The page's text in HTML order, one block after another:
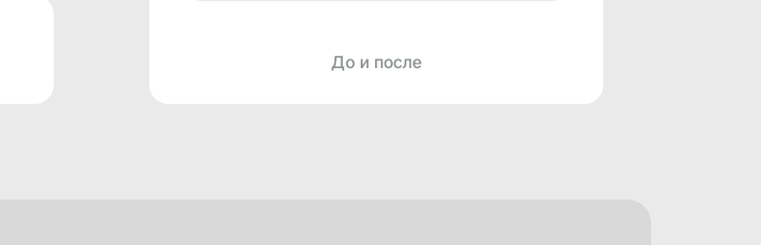
До и после